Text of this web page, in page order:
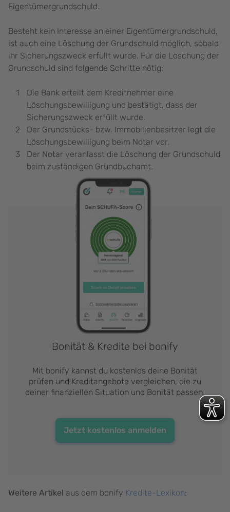
Eigentümergrundschuld.
Besteht kein Interesse an einer Eigentümergrundschuld,
ist auch eine Löschung der Grundschuld möglich, sobald
ihr Sicherungszweck erfüllt wurde. Für die Löschung der
Grundschuld sind folgende Schritte nötig:
Die Bank erteilt dem Kreditnehmer eine
Löschungsbewilligung und bestätigt, dass der
Sicherungszweck erfüllt wurde.
Der Grundstücks- bzw. Immobilienbesitzer legt die
Löschungsbewilligung beim Notar vor.
Der Notar veranlasst die Löschung der Grundschuld
beim zuständigen Grundbuchamt.
Bonität & Kredite bei bonify
Mit bonify kannst du kostenlos deine Bonität
prüfen und Kreditangebote vergleichen, die zu
deiner finanziellen Situation und Bonität passen.
Jetzt kostenlos anmelden
Weitere Artikel aus dem bonify Kredite-Lexikon: